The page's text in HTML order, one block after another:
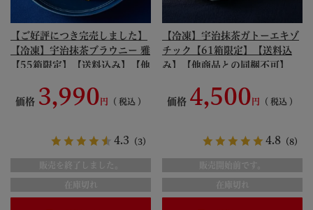
【ご好評につき完売しました】
【冷凍】宇治抹茶ブラウニー 雅
【55箱限定】【送料込み】【他
の変更・キャンセル不可】【宇
治菓子工房】 § 期間限定 数量
スリースペシャリテ 焼き菓子
価格 3,990 税込
4.3 （3）
販売を終了しました。
在庫切れ
【冷凍】宇治抹茶ガトーエキゾ
チック【61箱限定】【送料込
み】【他商品との同梱不可】
不可】【宇治菓子工房】 § 期
間限定 数量限定 Monthly
リテ ムース マンゴー トロピカ
価格 4,500 税込
4.8 （8）
販売開始前です。
在庫切れ